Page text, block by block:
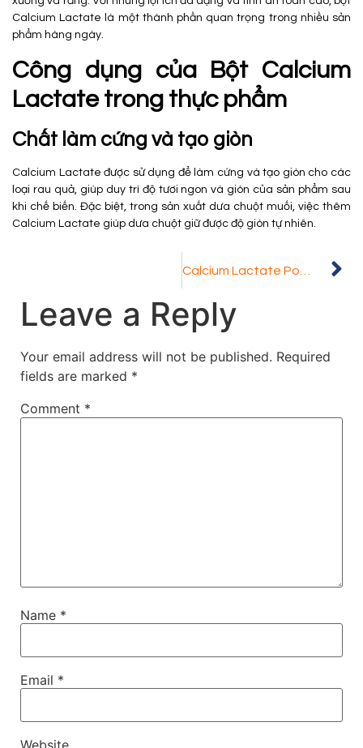
Calcium Lactate là một thành phần quan trọng trong nhiều sản
phẩm hàng ngày.
Công dụng của Bột Calcium
Lactate trong thực phẩm
Chất làm cứng và tạo giòn
Calcium Lactate được sử dụng để làm cứng và tạo giòn cho các
loại rau quả, giúp duy trì độ tươi ngon và giòn của sản phẩm sau
khi chế biến. Đặc biệt, trong sản xuất dưa chuột muối, việc thêm
Calcium Lactate giúp dưa chuột giữ được độ giòn tự nhiên.
Leave a Reply
Your email address will not be published. Required
fields are marked *
Comment *
Name *
Email *